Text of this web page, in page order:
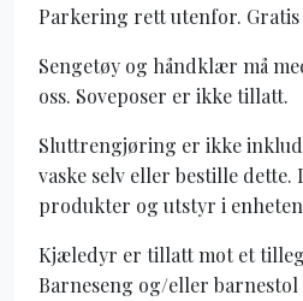
Parkering rett utenfor. Gratis
Sengetøy og håndklær må
oss. Soveposer er ikke tillatt.
Sluttrengjøring er ikke
vaske selv eller bestille dette.
produkter og utstyr i
Kjæledyr er tillatt mot et
Barneseng og/eller barnestol